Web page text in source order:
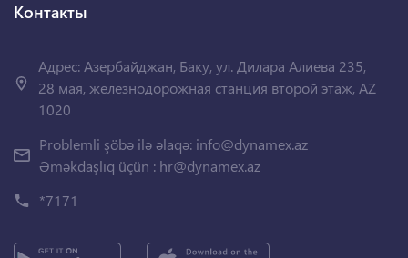
Контакты
Адрес: Азербайджан, Баку, ул. Дилара Алиева 235,
28 мая, железнодорожная станция второй этаж, AZ
1020
Problemli şöbə ilə əlaqə: info@dynamex.az
Əməkdaşlıq üçün : hr@dynamex.az
*7171